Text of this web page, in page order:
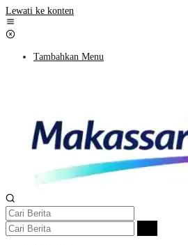
Lewati ke konten
Tambahkan Menu